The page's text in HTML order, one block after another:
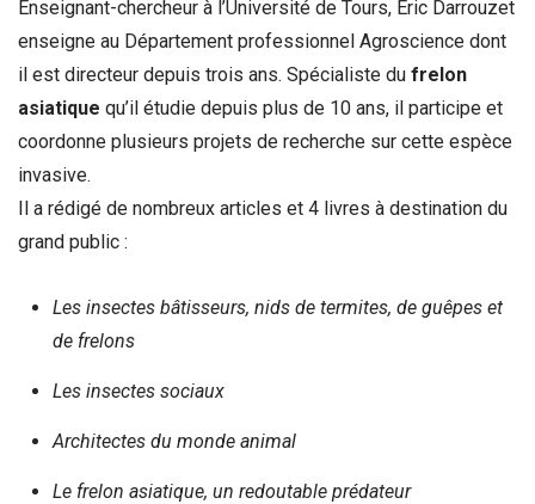
Enseignant-chercheur à l’Université de Tours, Eric Darrouzet
enseigne au Département professionnel Agroscience dont
il est directeur depuis trois ans. Spécialiste du frelon
asiatique qu’il étudie depuis plus de 10 ans, il participe et
coordonne plusieurs projets de recherche sur cette espèce
invasive.
Il a rédigé de nombreux articles et 4 livres à destination du
grand public :
Les insectes bâtisseurs, nids de termites, de guêpes et
de frelons
Les insectes sociaux
Architectes du monde animal
Le frelon asiatique, un redoutable prédateur